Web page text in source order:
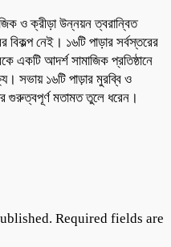
ও ক্রীড়া উন্নয়ন ত্বরান্বিত
নেই। ১৬টি পাড়ার সর্বস্তরের
একটি আদর্শ সামাজিক প্রতিষ্ঠানে
সভায় ১৬টি পাড়ার মুরব্বি ও
গুরুত্বপূর্ণ মতামত তুলে ধরেন।
Required fields are